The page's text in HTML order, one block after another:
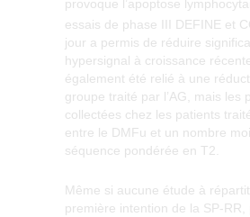
provoque l’apoptose
essais de phase III DEFINE et
jour a permis de réduire
hypersignal à croissance
également été relié à une
groupe traité par l’AG, mais les
collectées chez les patients
entre le DMFu et un nombre
séquence pondérée en T2.
Même si aucune étude à
première intention de la SP-